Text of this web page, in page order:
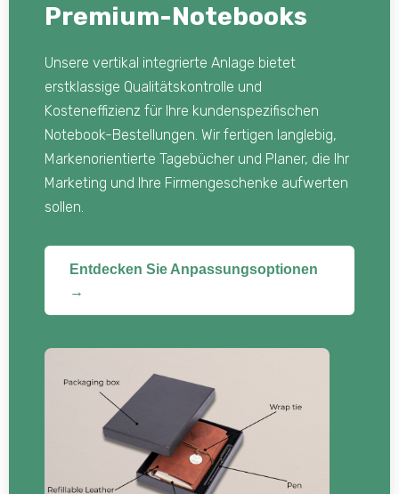
Premium-Notebooks
Unsere vertikal integrierte Anlage bietet
erstklassige Qualitätskontrolle und
Kosteneffizienz für Ihre kundenspezifischen
Notebook-Bestellungen. Wir fertigen langlebig,
Markenorientierte Tagebücher und Planer, die Ihr
Marketing und Ihre Firmengeschenke aufwerten
sollen.
Entdecken Sie Anpassungsoptionen
→